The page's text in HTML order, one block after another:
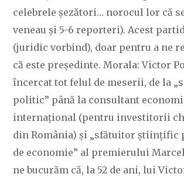
celebrele șezători… norocul lor că
veneau și 5-6 reporteri). Acest
(juridic vorbind), doar pentru a ne
că este președinte. Morala: Victor
încercat tot felul de meserii, de la
politic” până la consultant
internațional (pentru investitorii
din România) și „sfătuitor științific
de economie” al premierului
ne bucurăm că, la 52 de ani, lui